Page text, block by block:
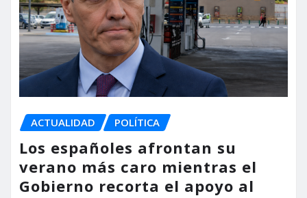
ACTUALIDAD POLÍTICA
Los españoles afrontan su
verano más caro mientras el
Gobierno recorta el apoyo al